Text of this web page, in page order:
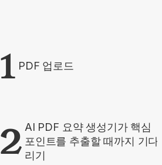
1 PDF 업로드
2 AI PDF 요약 생성기가 핵심
포인트를 추출할 때까지 기다
리기